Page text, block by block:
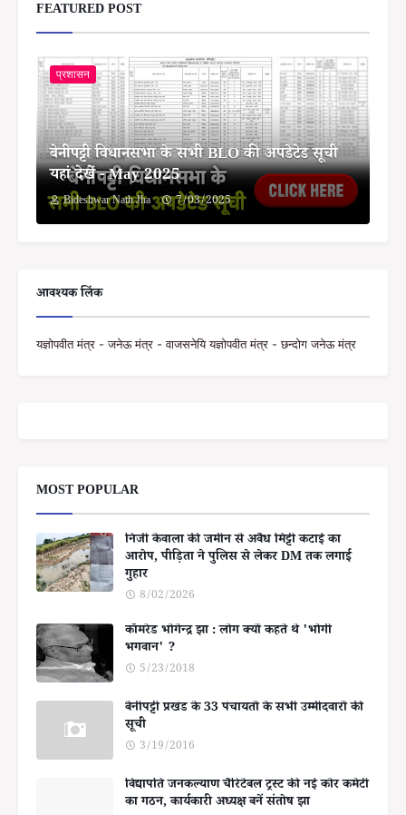
FEATURED POST
प्रशासन
बेनीपट्टी विधानसभा के सभी BLO की अपडेटेड सूची
यहां देखें - May 2025
Bideshwar Nath Jha 7/03/2025
आवश्यक लिंक
यज्ञोपवीत मंत्र - जनेऊ मंत्र - वाजसनेयि यज्ञोपवीत मंत्र - छन्दोग जनेऊ मंत्र
MOST POPULAR
निजी केवाला की जमीन से अवैध मिट्टी कटाई का
आरोप, पीड़िता ने पुलिस से लेकर DM तक लगाई
गुहार
8/02/2026
कॉमरेड भोगेन्द्र झा : लोग क्यों कहते थे 'भोगी
भगवान' ?
5/23/2018
बेनीपट्टी प्रखंड के 33 पंचायतों के सभी उम्मीदवारों की
सूची
3/19/2016
विद्यापति जनकल्याण चैरिटेबल ट्रस्ट की नई कोर कमेटी
का गठन, कार्यकारी अध्यक्ष बनें संतोष झा